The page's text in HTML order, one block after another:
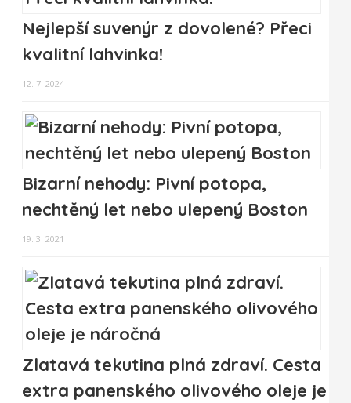
Nejlepší suvenýr z dovolené? Přeci
kvalitní lahvinka!
12. 7. 2024
Bizarní nehody: Pivní potopa,
nechtěný let nebo ulepený Boston
19. 3. 2021
Zlatavá tekutina plná zdraví. Cesta
extra panenského olivového oleje je